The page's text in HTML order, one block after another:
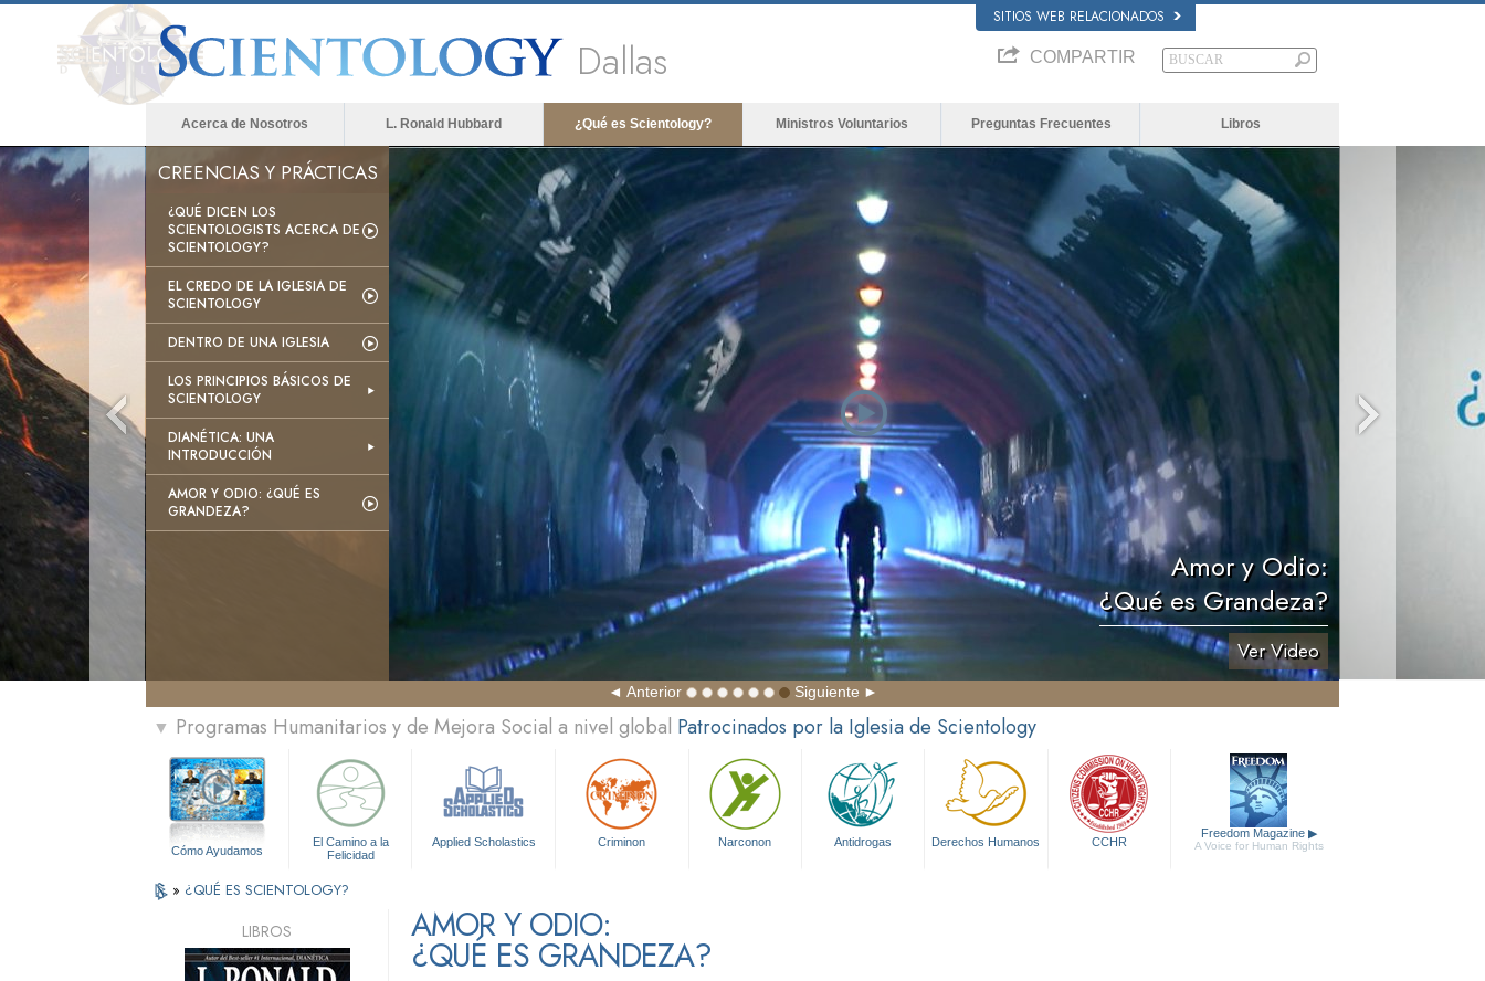
SITIOS WEB RELACIONADOS
Dallas COMPARTIR
Acerca de Nosotros L. Ronald Hubbard ¿Qué es Scientology? Ministros Voluntarios Preguntas Frecuentes Libros
CREENCIAS Y PRÁCTICAS
¿QUÉ DICEN LOS
SCIENTOLOGISTS ACERCA DE
SCIENTOLOGY?
EL CREDO DE LA IGLESIA DE
SCIENTOLOGY
DENTRO DE UNA IGLESIA
LOS PRINCIPIOS BÁSICOS DE
SCIENTOLOGY
DIANÉTICA: UNA
INTRODUCCIÓN
AMOR Y ODIO: ¿QUÉ ES
GRANDEZA?
Amor y Odio:
¿Qué es Grandeza?
Ver Video
Anterior Siguiente
▼ Programas Humanitarios y de Mejora Social a nivel global Patrocinados por la Iglesia de Scientology
Cómo Ayudamos
El Camino a la
Felicidad
Applied Scholastics Criminon Narconon Antidrogas Derechos Humanos CCHR
Freedom Magazine ▶
A Voice for Human Rights
» ¿QUÉ ES SCIENTOLOGY?
AMOR Y ODIO:
¿QUÉ ES GRANDEZA?
LIBROS